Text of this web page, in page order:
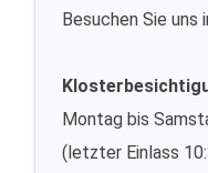
Besuchen Sie uns
Montag bis
(letzter Einlass